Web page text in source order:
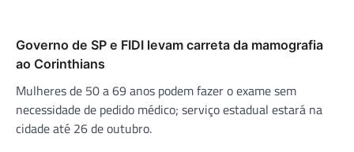
Governo de SP e FIDI levam carreta da mamografia
ao Corinthians
Mulheres de 50 a 69 anos podem fazer o exame sem
necessidade de pedido médico; serviço estadual estará na
cidade até 26 de outubro.